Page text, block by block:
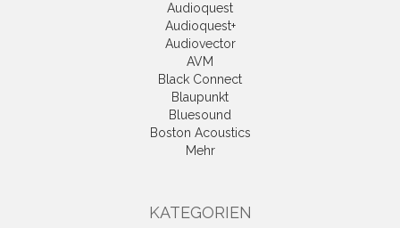
Audioquest
Audioquest+
Audiovector
AVM
Black Connect
Blaupunkt
Bluesound
Boston Acoustics
Mehr
KATEGORIEN